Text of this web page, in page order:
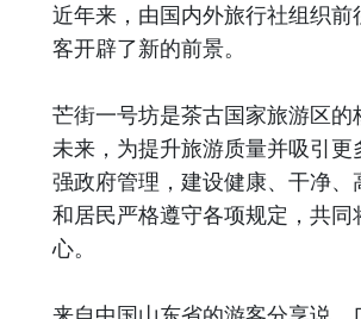
近年来，由国内外旅行社组织
客开辟了新的前景。
芒街一号坊是茶古国家旅游区的
未来，为提升旅游质量并吸引
强政府管理，建设健康、干净
和居民严格遵守各项规定，共
心。